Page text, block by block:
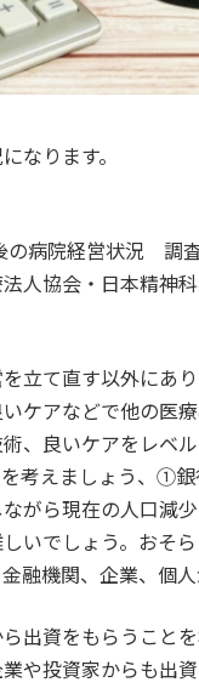
なります。
の病院経営状況 調
人協会・日本精神
立て直す以外にあ
ケアなどで他の医
、良いケアをレベ
考えましょう、①
がら現在の人口減
いでしょう。おそ
融機関、企業、個
出資をもらうこと
や投資家からも出